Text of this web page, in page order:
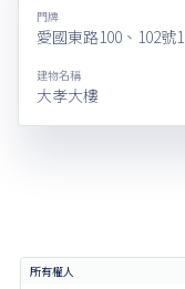
門牌
愛國東路100、102號
建物名稱
大孝大樓